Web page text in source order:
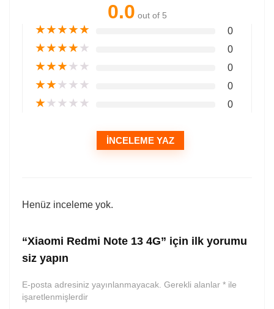
0.0 out of 5
★★★★★ 0
★★★★★ 0
★★★★★ 0
★★★★★ 0
★★★★★ 0
İNCELEME YAZ
Henüz inceleme yok.
“Xiaomi Redmi Note 13 4G” için ilk yorumu
siz yapın
E-posta adresiniz yayınlanmayacak. Gerekli alanlar * ile
işaretlenmişlerdir